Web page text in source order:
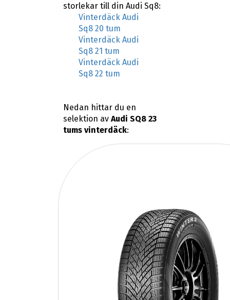
storlekar till din Audi Sq8:
Vinterdäck Audi
Sq8 20 tum
Vinterdäck Audi
Sq8 21 tum
Vinterdäck Audi
Sq8 22 tum
Nedan hittar du en
selektion avAudi SQ8 23
tums vinterdäck: